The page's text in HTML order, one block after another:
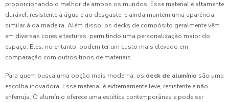
proporcionando o melhor de ambos os mundos. Esse material é altamente
durável, resistente à água e ao desgaste, e ainda mantém uma aparência
similar à da madeira. Além disso, os decks de compósito geralmente vêm
em diversas cores e texturas, permitindo uma personalização maior do
espaço. Eles, no entanto, podem ter um custo mais elevado em
comparação com outros tipos de materiais.
Para quem busca uma opção mais moderna, os deck de alumínio são uma
escolha inovadora. Esse material é extremamente leve, resistente e não
enferruja. O alumínio oferece uma estética contemporânea e pode ser